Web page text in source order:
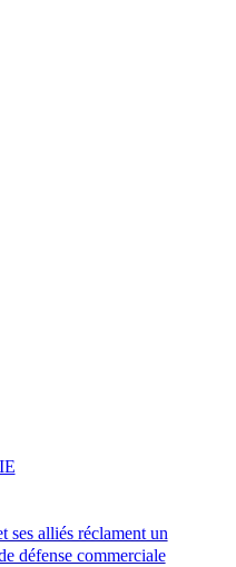
ses alliés réclament un
défense commerciale